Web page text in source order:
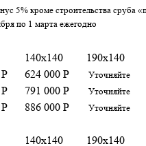
5% кроме строительства сруба
по 1 марта ежегодно
140x140
190x140
Р 624 000 Р Уточняйте
791 000 Р Уточняйте
Р 886 000 Р Уточняйте
140x140 190x140